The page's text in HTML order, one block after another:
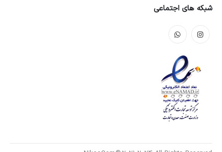
شبکه های اجتماعی